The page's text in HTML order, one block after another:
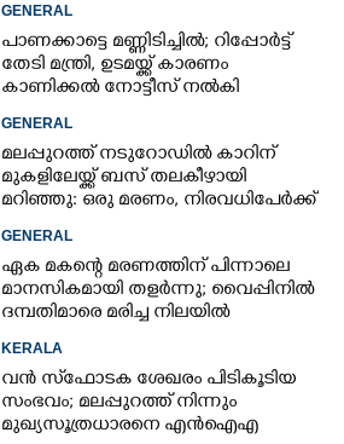
GENERAL
പാണക്കാട്ടെ മണ്ണിടിച്ചിൽ; റിപ്പോർട്ട്
തേടി മന്ത്രി, ഉടമയ്ക്ക് കാരണം
കാണിക്കൽ നോട്ടീസ് നൽകി
GENERAL
മലപ്പുറത്ത് നടുറോഡിൽ കാറിന്
മുകളിലേയ്ക്ക് ബസ് തലകീഴായി
മറിഞ്ഞു: ഒരു മരണം, നിരവധിപേർക്ക്
GENERAL
ഏക മകന്റെ മരണത്തിന് പിന്നാലെ
മാനസികമായി തളർന്നു; വൈപ്പിനിൽ
ദമ്പതിമാരെ മരിച്ച നിലയിൽ
KERALA
വൻ സ്‌ഫോടക ശേഖരം പിടികൂടിയ
സംഭവം; മലപ്പുറത്ത് നിന്നും
മുഖ്യസൂത്രധാരനെ എൻഐഎ